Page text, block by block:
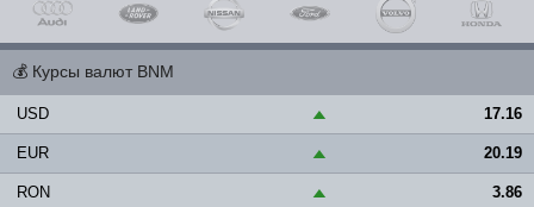
💰 Курсы валют BNM
USD ▲ 17.16
EUR ▲ 20.19
RON ▲ 3.86